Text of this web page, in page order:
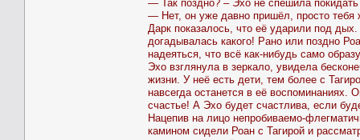
— Так поздно? – Эхо не спешила
— Нет, он уже давно пришёл, просто тебя
Дарк показалось, что её ударили под
догадывалась какого! Рано или поздно
надеяться, что всё как-нибудь само
Эхо взглянула в зеркало, увидела
жизни. У неё есть дети, тем более с
навсегда останется в её воспоминаниях.
счастье! А Эхо будет счастлива, если
Нацепив на лицо непробиваемо-
камином сидели Роан с Тагирой и